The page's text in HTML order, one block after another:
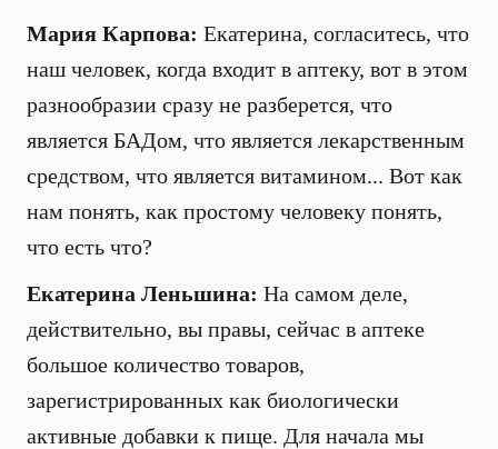
Мария Карпова: Екатерина, согласитесь, что
наш человек, когда входит в аптеку, вот в этом
разнообразии сразу не разберется, что
является БАДом, что является лекарственным
средством, что является витамином... Вот как
нам понять, как простому человеку понять,
что есть что?
Екатерина Леньшина: На самом деле,
действительно, вы правы, сейчас в аптеке
большое количество товаров,
зарегистрированных как биологически
активные добавки к пище. Для начала мы